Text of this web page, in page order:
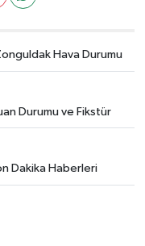
Hava Durumu
Durumu ve Fikstür
Dakika Haberleri